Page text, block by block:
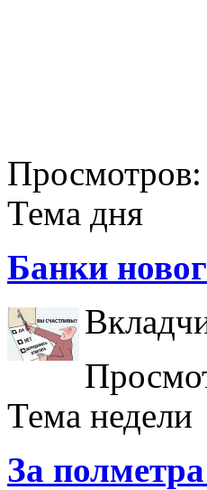
Просмотров:
Тема дня
Банки
Тема недели
За